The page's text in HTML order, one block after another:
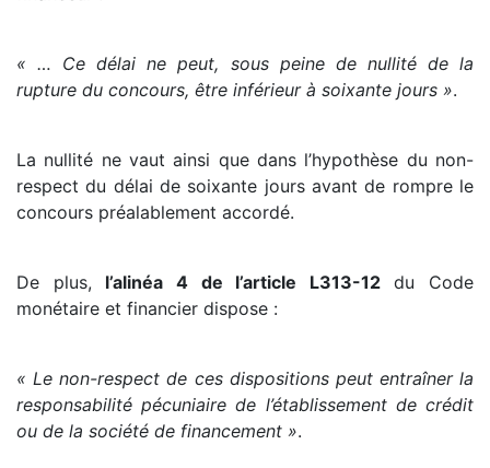
« … Ce délai ne peut, sous peine de nullité de la
rupture du concours, être inférieur à soixante jours ».
La nullité ne vaut ainsi que dans l’hypothèse du non-
respect du délai de soixante jours avant de rompre le
concours préalablement accordé.
De plus, l’alinéa 4 de l’article L313-12du Code
monétaire et financier dispose :
« Le non-respect de ces dispositions peut entraîner la
responsabilité pécuniaire de l’établissement de crédit
ou de la société de financement ».